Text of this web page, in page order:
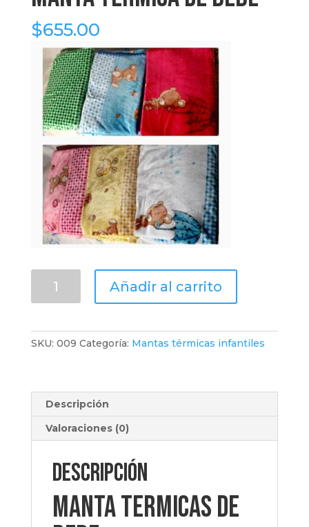
$655.00
termica
cantidad
Añadir al carrito
SKU: 009 Categoría: Mantas térmicas infantiles
Descripción
Valoraciones (0)
Descripción
manta termicas de